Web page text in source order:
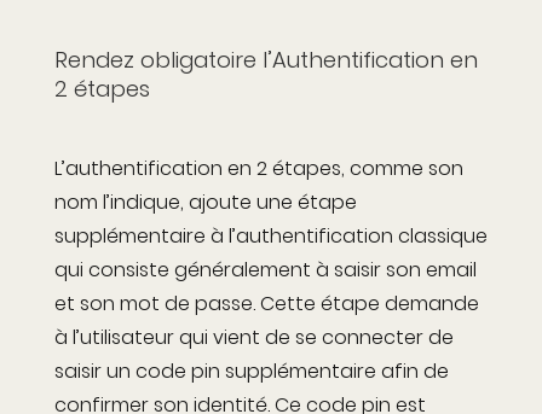
Rendez obligatoire l’Authentification en
2 étapes
L’authentification en 2 étapes, comme son
nom l’indique, ajoute une étape
supplémentaire à l’authentification classique
qui consiste généralement à saisir son email
et son mot de passe. Cette étape demande
à l’utilisateur qui vient de se connecter de
saisir un code pin supplémentaire afin de
confirmer son identité. Ce code pin est